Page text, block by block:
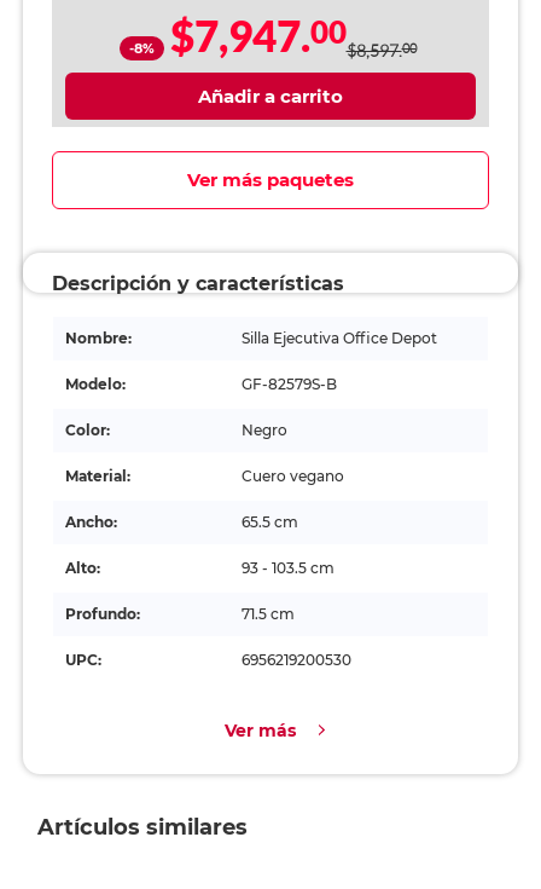
-8% $7,947.00$8,597.00
Añadir a carrito
Ver más paquetes
Descripción y características
Nombre: Silla Ejecutiva Office Depot
Modelo: GF-82579S-B
Color: Negro
Material: Cuero vegano
Ancho: 65.5 cm
Alto: 93 - 103.5 cm
Profundo: 71.5 cm
UPC: 6956219200530
Ver más
Artículos similares